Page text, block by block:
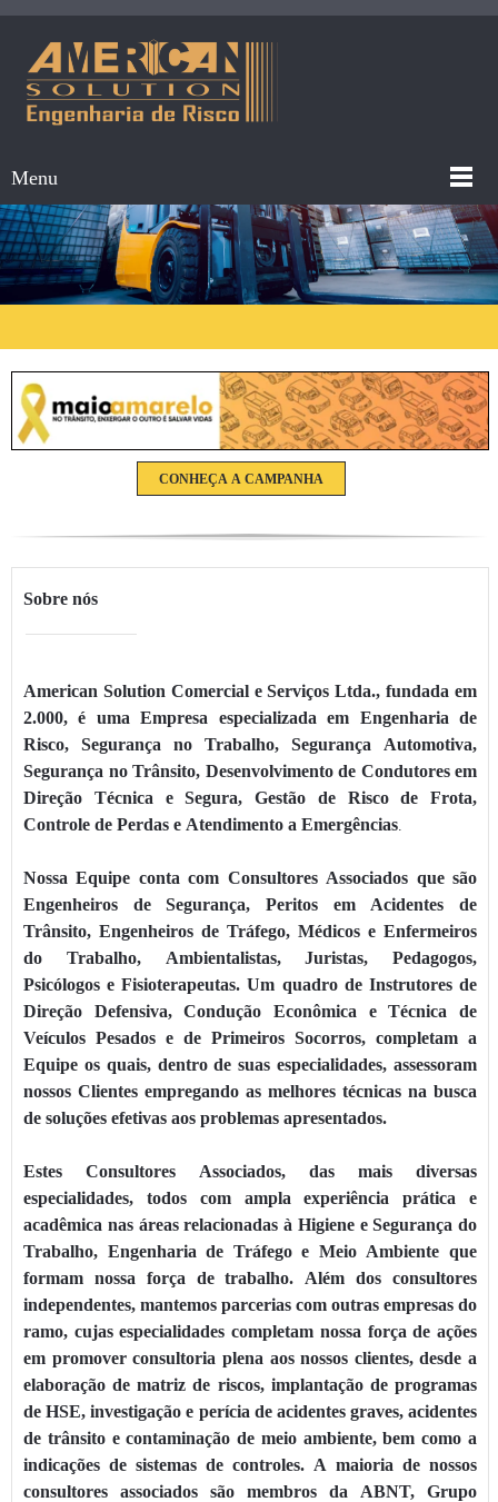
Menu
CONHEÇA A CAMPANHA
Sobre nós
American Solution Comercial e Serviços Ltda., fundada em
2.000, é uma Empresa especializada em Engenharia de
Risco, Segurança no Trabalho, Segurança Automotiva,
Segurança no Trânsito, Desenvolvimento de Condutores em
Direção Técnica e Segura, Gestão de Risco de Frota,
Controle de Perdas e Atendimento a Emergências
Nossa Equipe conta com Consultores Associados que são
Engenheiros de Segurança, Peritos em Acidentes de
Trânsito, Engenheiros de Tráfego, Médicos e Enfermeiros
do Trabalho, Ambientalistas, Juristas, Pedagogos,
Psicólogos e Fisioterapeutas. Um quadro de Instrutores de
Direção Defensiva, Condução Econômica e Técnica de
Veículos Pesados e de Primeiros Socorros, completam a
Equipe os quais, dentro de suas especialidades, assessoram
nossos Clientes empregando as melhores técnicas na busca
de soluções efetivas aos problemas apresentados.
Estes Consultores Associados, das mais diversas
especialidades, todos com ampla experiência prática e
acadêmica nas áreas relacionadas à Higiene e Segurança do
Trabalho, Engenharia de Tráfego e Meio Ambiente que
formam nossa força de trabalho. Além dos consultores
independentes, mantemos parcerias com outras empresas do
ramo, cujas especialidades completam nossa força de ações
em promover consultoria plena aos nossos clientes, desde a
elaboração de matriz de riscos, implantação de programas
de HSE, investigação e perícia de acidentes graves, acidentes
de trânsito e contaminação de meio ambiente, bem como a
indicações de sistemas de controles. A maioria de nossos
consultores associados são membros da ABNT, Grupo